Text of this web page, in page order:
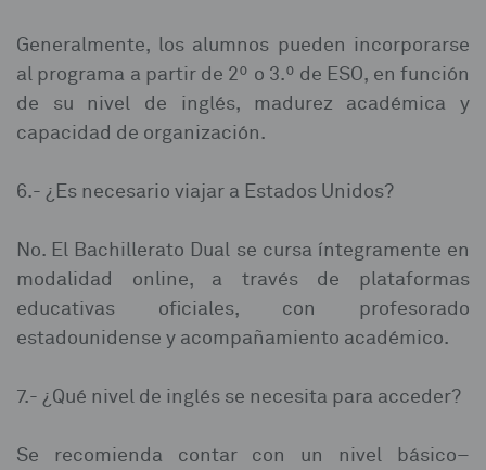
Generalmente, los alumnos pueden incorporarse
al programa a partir de 2º o 3.º de ESO, en función
de su nivel de inglés, madurez académica y
capacidad de organización.⁣
6.- ¿Es necesario viajar a Estados Unidos?⁣
No. El Bachillerato Dual se cursa íntegramente en
modalidad online, a través de plataformas
educativas oficiales, con profesorado
estadounidense y acompañamiento académico.⁣
7.- ¿Qué nivel de inglés se necesita para acceder?⁣
Se recomienda contar con un nivel básico–